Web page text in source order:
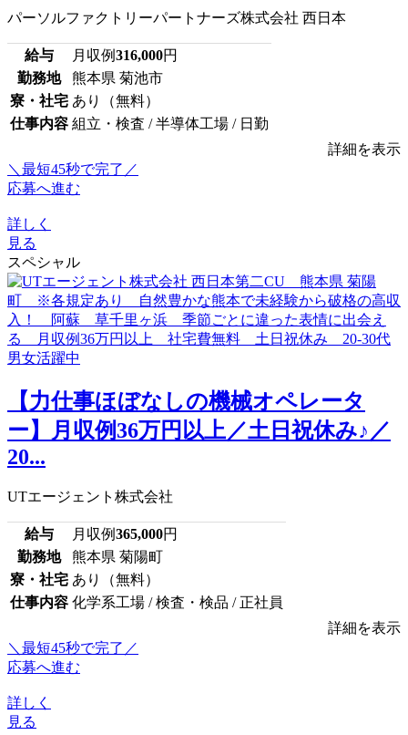
パーソルファクトリーパートナーズ株式会社 西日本
給与 月収例316,000円
勤務地
熊本県 菊池市
寮・社宅 あり（無料）
仕事内容 組立・検査 / 半導体工場 / 日勤
詳細を表示
＼最短45秒で完了／
応募へ進む
詳しく
見る
スペシャル
【力仕事ほぼなしの機械オペレータ
ー】月収例36万円以上／土日祝休み♪／
20...
UTエージェント株式会社
給与 月収例365,000円
勤務地
熊本県 菊陽町
寮・社宅 あり（無料）
仕事内容 化学系工場 / 検査・検品 / 正社員
詳細を表示
＼最短45秒で完了／
応募へ進む
詳しく
見る